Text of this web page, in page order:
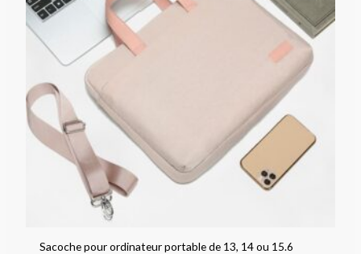
Sacoche pour ordinateur portable de 13, 14 ou 15.6